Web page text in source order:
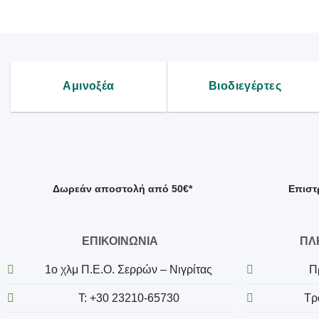
Αμινοξέα Βιοδιεγέρτες
Δωρεάν αποστολή από 50€*
ΕΠΙΚΟΙΝΩΝΙΑ
1o χλμ Π.Ε.Ο. Σερρών – Νιγρίτας
T: +30 23210-65730